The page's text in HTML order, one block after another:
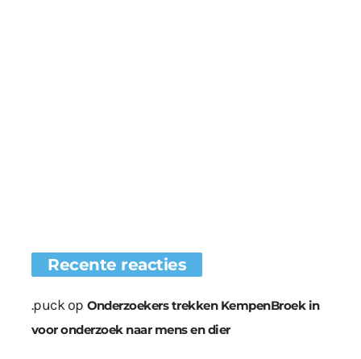
Recente reacties
.puckop Onderzoekers trekken KempenBroek in
voor onderzoek naar mens en dier